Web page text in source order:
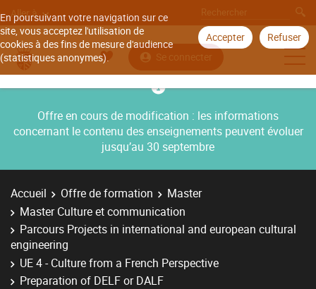
En poursuivant votre navigation sur ce
site, vous acceptez l'utilisation de
cookies à des fins de mesure d'audience
(statistiques anonymes).
Accepter Refuser
Aller à
Se connecter
Offre en cours de modification : les informations
concernant le contenu des enseignements peuvent évoluer
jusqu’au 30 septembre
Accueil Offre de formation
Master
Master Culture et communication
Parcours Projects in international and european cultural
engineering
UE 4 - Culture from a French Perspective
Preparation of DELF or DALF